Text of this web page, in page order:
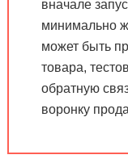
вначале
минимально
может быть
товара,
обратную
воронку